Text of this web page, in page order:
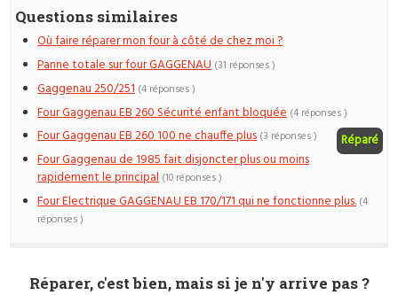
Questions similaires
Où faire réparer mon four à côté de chez moi ?
Panne totale sur four GAGGENAU (31 réponses )
Gaggenau 250/251 (4 réponses )
Four Gaggenau EB 260 Sécurité enfant bloquée (4 réponses )
Four Gaggenau EB 260 100 ne chauffe plus Réparé
(3 réponses )
Four Gaggenau de 1985 fait disjoncter plus ou moins
rapidement le principal (10 réponses )
Four Electrique GAGGENAU EB 170/171 qui ne fonctionne plus. (4
réponses )
Réparer, c'est bien, mais si je n'y arrive pas ?